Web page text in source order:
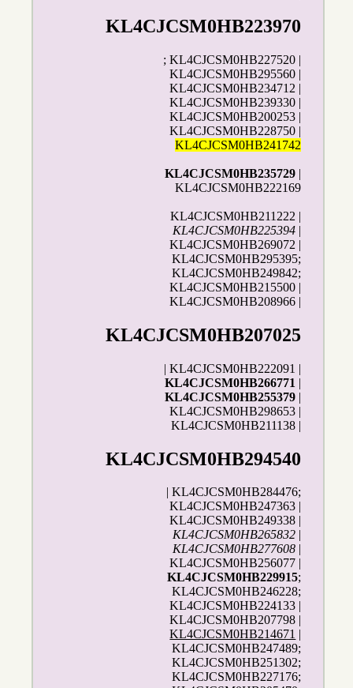
KL4CJCSM0HB223970
; KL4CJCSM0HB227520 |
KL4CJCSM0HB295560 |
KL4CJCSM0HB234712 |
KL4CJCSM0HB239330 |
KL4CJCSM0HB200253 |
KL4CJCSM0HB228750 |
KL4CJCSM0HB241742
KL4CJCSM0HB235729 |
KL4CJCSM0HB222169
KL4CJCSM0HB211222 |
KL4CJCSM0HB225394 |
KL4CJCSM0HB269072 |
KL4CJCSM0HB295395;
KL4CJCSM0HB249842;
KL4CJCSM0HB215500 |
KL4CJCSM0HB208966 |
KL4CJCSM0HB207025
| KL4CJCSM0HB222091 |
KL4CJCSM0HB266771 |
KL4CJCSM0HB255379 |
KL4CJCSM0HB298653 |
KL4CJCSM0HB211138 |
KL4CJCSM0HB294540
| KL4CJCSM0HB284476;
KL4CJCSM0HB247363 |
KL4CJCSM0HB249338 |
KL4CJCSM0HB265832 |
KL4CJCSM0HB277608 |
KL4CJCSM0HB256077 |
KL4CJCSM0HB229915;
KL4CJCSM0HB246228;
KL4CJCSM0HB224133 |
KL4CJCSM0HB207798 |
KL4CJCSM0HB214671 |
KL4CJCSM0HB247489;
KL4CJCSM0HB251302;
KL4CJCSM0HB227176;